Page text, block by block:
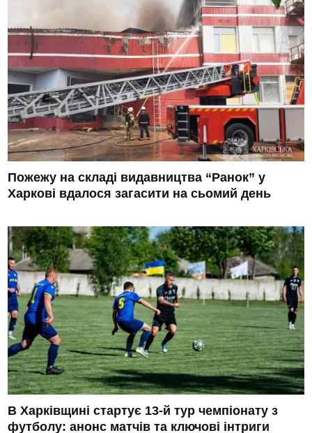
Пожежу на складі видавництва “Ранок” у
Харкові вдалося загасити на сьомий день
В Харківщині стартує 13-й тур чемпіонату з
футболу: анонс матчів та ключові інтриги